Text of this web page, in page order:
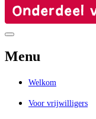
Menu
Welkom
Voor vrijwilligers